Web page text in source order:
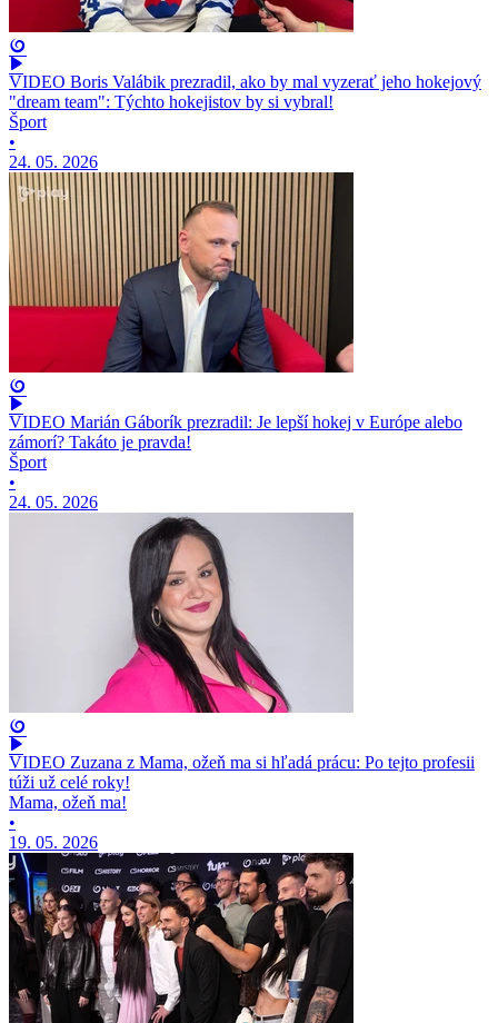
VIDEO Boris Valábik prezradil, ako by mal vyzerať jeho hokejový
"dream team": Týchto hokejistov by si vybral!
Šport
•
24. 05. 2026
VIDEO Marián Gáborík prezradil: Je lepší hokej v Európe alebo
zámorí? Takáto je pravda!
Šport
•
24. 05. 2026
VIDEO Zuzana z Mama, ožeň ma si hľadá prácu: Po tejto profesii
túži už celé roky!
Mama, ožeň ma!
•
19. 05. 2026